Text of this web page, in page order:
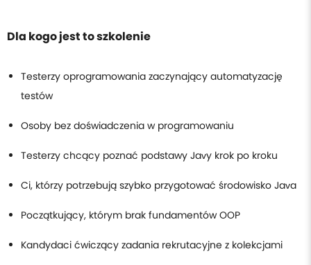
Dla kogo jest to szkolenie
Testerzy oprogramowania zaczynający automatyzację
testów
Osoby bez doświadczenia w programowaniu
Testerzy chcący poznać podstawy Javy krok po kroku
Ci, którzy potrzebują szybko przygotować środowisko Java
Początkujący, którym brak fundamentów OOP
Kandydaci ćwiczący zadania rekrutacyjne z kolekcjami